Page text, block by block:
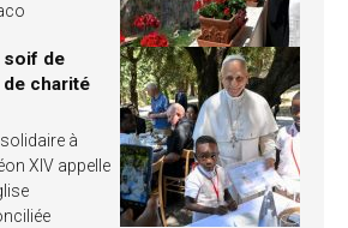
soif de
charité
à
XIV appelle